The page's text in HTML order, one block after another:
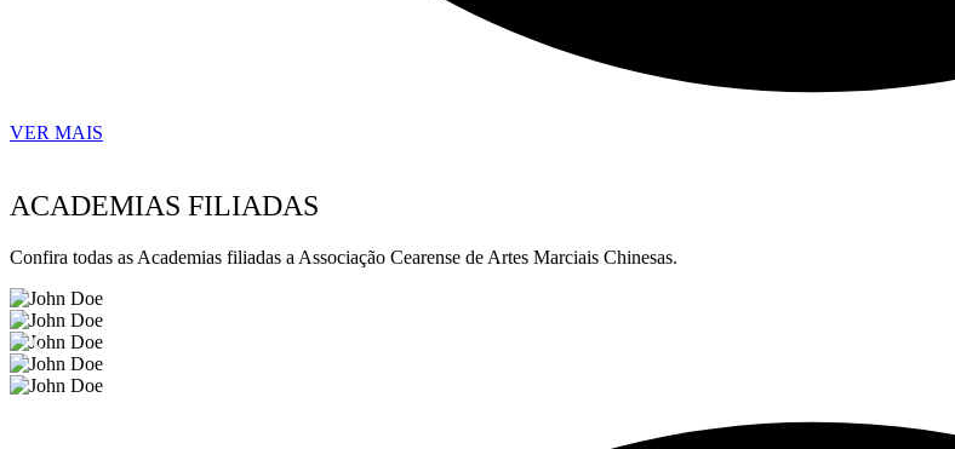
VER MAIS
ACADEMIAS FILIADAS
Confira todas as Academias filiadas a Associação Cearense de Artes Marciais Chinesas.